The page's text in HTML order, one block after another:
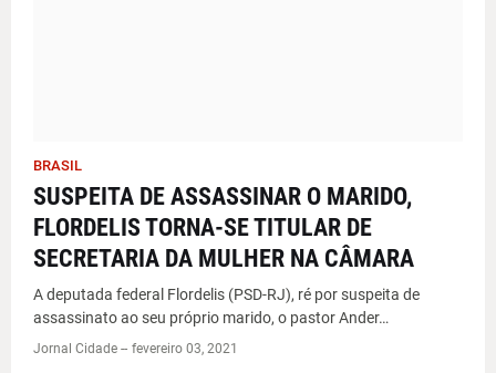
BRASIL
SUSPEITA DE ASSASSINAR O MARIDO,
FLORDELIS TORNA-SE TITULAR DE
SECRETARIA DA MULHER NA CÂMARA
A deputada federal Flordelis (PSD-RJ), ré por suspeita de
assassinato ao seu próprio marido, o pastor Ander…
Jornal Cidade -- fevereiro 03, 2021